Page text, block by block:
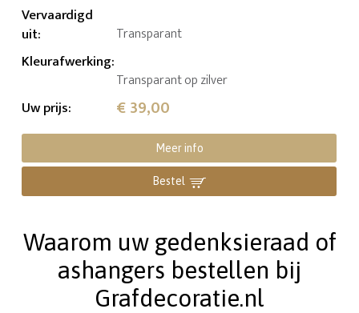
Vervaardigd
uit: Transparant
Kleurafwerking:
Transparant op zilver
Uw prijs: € 39,00
Meer info
Bestel
Waarom uw gedenksieraad of
ashangers bestellen bij
Grafdecoratie.nl